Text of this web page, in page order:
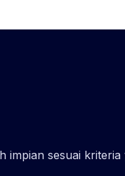
impian sesuai